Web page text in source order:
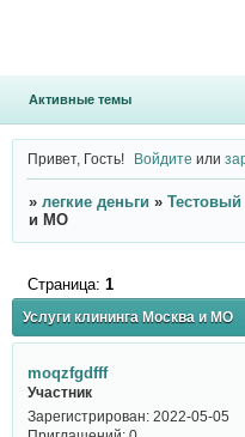
Активные темы
Привет, Гость! Войдите или
» легкие деньги »
и МО
Услуги клининга Москва и МО
Страница: 1
moqzfgdfff
Участник
Зарегистрирован: 2022-05-05